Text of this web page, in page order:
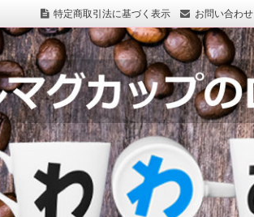
特定商取引法に基づく表示 お問い合わせ
わわあるど.com